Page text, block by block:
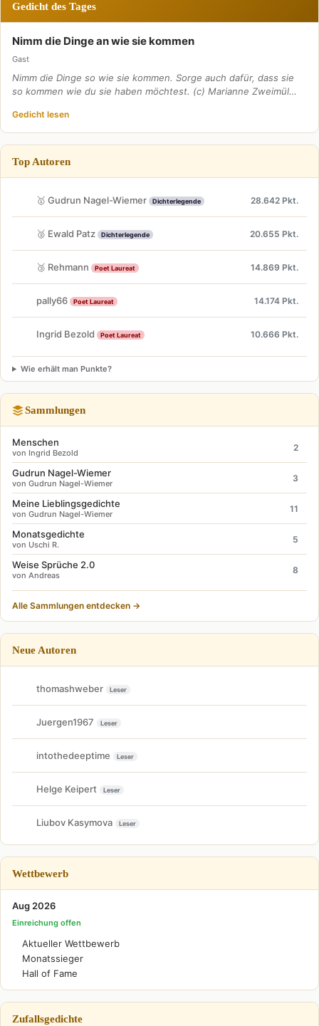
Gedicht des Tages
Nimm die Dinge an wie sie kommen
Gast
Nimm die Dinge so wie sie kommen. Sorge auch dafür, dass sie
so kommen wie du sie haben möchtest. (c) Marianne Zweimül…
Gedicht lesen
Top Autoren
🥇 Gudrun Nagel-Wiemer Dichterlegende 28.642 Pkt.
🥈 Ewald Patz Dichterlegende 20.655 Pkt.
🥉 Rehmann Poet Laureat 14.869 Pkt.
pally66 Poet Laureat 14.174 Pkt.
Ingrid Bezold Poet Laureat 10.666 Pkt.
Wie erhält man Punkte?
Sammlungen
Menschen
von Ingrid Bezold
2
Gudrun Nagel-Wiemer
von Gudrun Nagel-Wiemer
3
Meine Lieblingsgedichte
von Gudrun Nagel-Wiemer
11
Monatsgedichte
von Uschi R.
5
Weise Sprüche 2.0
von Andreas
8
Alle Sammlungen entdecken →
Neue Autoren
thomashweber Leser
Juergen1967 Leser
intothedeeptime Leser
Helge Keipert Leser
Liubov Kasymova Leser
Wettbewerb
Aug 2026
Einreichung offen
Aktueller Wettbewerb
Monatssieger
Hall of Fame
Zufallsgedichte